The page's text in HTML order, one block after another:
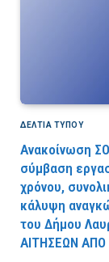
ΔΕΛΤΙΑ ΤΥΠΟΥ
Ανακοίνωση
σύμβαση
χρόνου,
κάλυψη
του Δήμου
AITHΣEΩN